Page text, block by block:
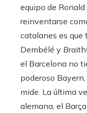
equipo de
reinventarse
catalanes es que
Dembélé y
el Barcelona no
poderoso
mide. La última
alemana, el